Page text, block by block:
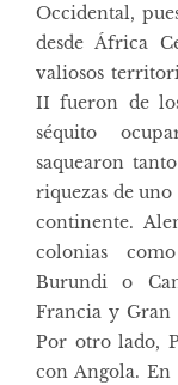
Occidental,
desde África
valiosos
II fueron de
séquito
saquearon
riquezas de uno
continente.
colonias
Burundi o
Francia y Gran
Por otro lado,
con Angola. En